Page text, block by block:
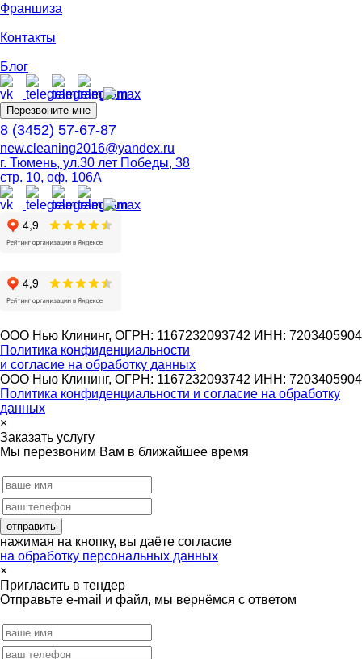
Франшиза
Контакты
Блог
Перезвоните мне
8 (3452) 57-67-87
new.cleaning2016@yandex.ru
г. Тюмень, ул.30 лет Победы, 38
стр. 10, оф. 106А
ООО Нью Клининг, ОГРН: 1167232093742 ИНН: 7203405904
Политика конфиденциальности
и согласие на обработку данных
ООО Нью Клининг, ОГРН: 1167232093742 ИНН: 7203405904
Политика конфиденциальности и согласие на обработку
данных
×
Заказать услугу
Мы перезвоним Вам в ближайшее время
нажимая на кнопку, вы даёте согласие
на обработку персональных данных
×
Пригласить в тендер
Отправьте e-mail и файл, мы вернёмся с ответом